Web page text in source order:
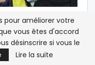
au
: Flavio
promet de
le verdict
urnes
pour améliorer votre
vous êtes d'accord
désinscrire si vous le
Lire la suite